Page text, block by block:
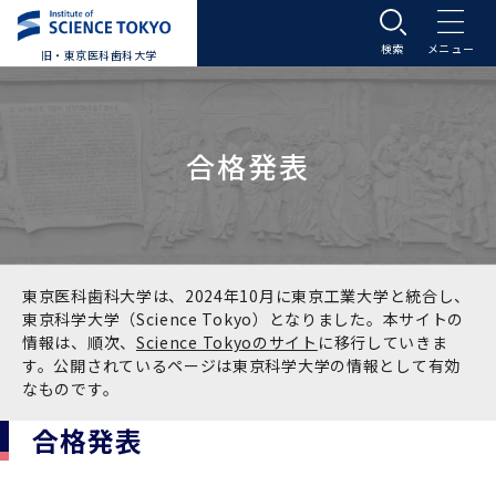
旧・東京医科歯科大学
学長メッセージ
基本理念・沿革
基本理念・沿革トップ
東京医科歯科大学の特色
入学案内トップ
大学案内
学部受験生向け「大学案内」（冊子）
学生生活
学生生活トップ
Science Tokyo SPRING (医歯学系)
教育研究組織等
教育研究組織等トップ
大学病院
合格発表
東京医科歯科大学は、2024年10月に東京工業大学と統合し、
東京科学大学（Science Tokyo）となりました。本サイトの
情報は、順次、 Science Tokyoのサイト に移行していきま
す。公開されているページは東京科学大学の情報として有効
なものです。
合格発表